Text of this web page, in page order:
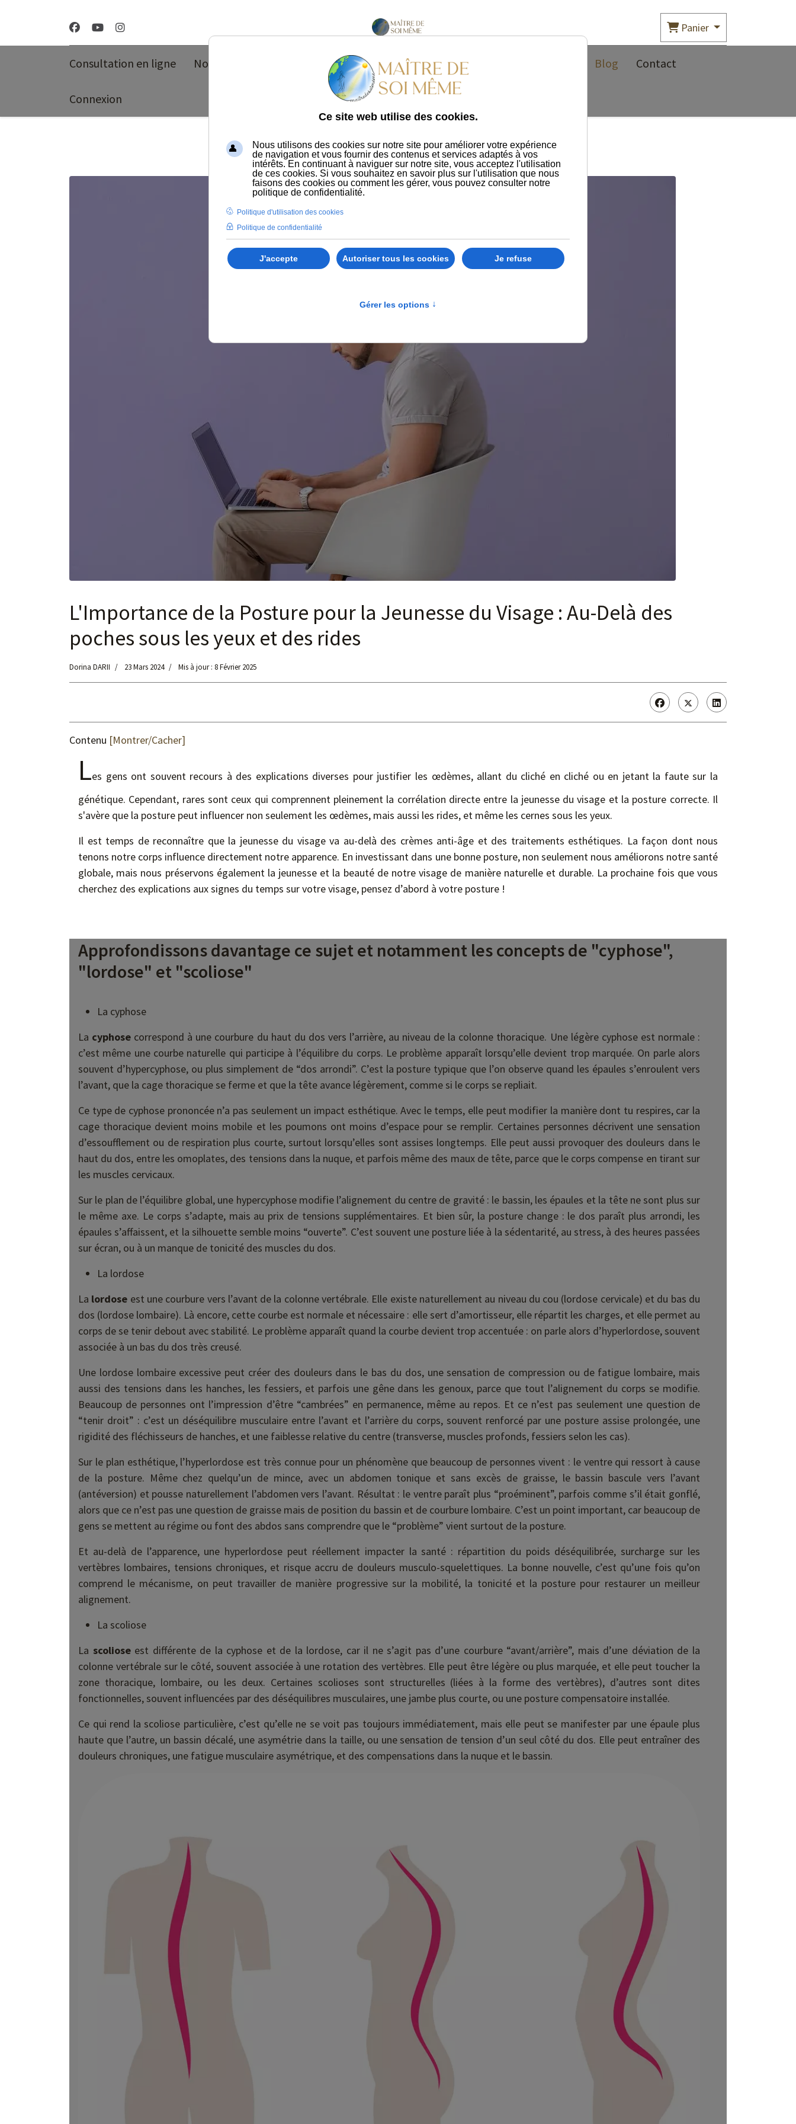
Panier
Consultation en ligne Nos programmes Nos webinaires Livre Abonnement Blog Contact
Connexion
L'Importance de la Posture pour la Jeunesse du Visage : Au-Delà des
poches sous les yeux et des rides
Dorina DARII 23 Mars 2024 Mis à jour : 8 Février 2025
Contenu [Montrer/Cacher]
Les gens ont souvent recours à des explications diverses pour justifier les œdèmes, allant du cliché en cliché ou en jetant la faute sur la
génétique. Cependant, rares sont ceux qui comprennent pleinement la corrélation directe entre la jeunesse du visage et la posture correcte. Il
s'avère que la posture peut influencer non seulement les œdèmes, mais aussi les rides, et même les cernes sous les yeux.
Il est temps de reconnaître que la jeunesse du visage va au-delà des crèmes anti-âge et des traitements esthétiques. La façon dont nous
tenons notre corps influence directement notre apparence. En investissant dans une bonne posture, non seulement nous améliorons notre santé
globale, mais nous préservons également la jeunesse et la beauté de notre visage de manière naturelle et durable. La prochaine fois que vous
cherchez des explications aux signes du temps sur votre visage, pensez d’abord à votre posture !
Approfondissons davantage ce sujet et notamment les concepts de "cyphose",
"lordose" et "scoliose"
La cyphose
La cyphose correspond à une courbure du haut du dos vers l’arrière, au niveau de la colonne thoracique. Une légère cyphose est normale :
c’est même une courbe naturelle qui participe à l’équilibre du corps. Le problème apparaît lorsqu’elle devient trop marquée. On parle alors
souvent d’hypercyphose, ou plus simplement de “dos arrondi”. C’est la posture typique que l’on observe quand les épaules s’enroulent vers
l’avant, que la cage thoracique se ferme et que la tête avance légèrement, comme si le corps se repliait.
Ce type de cyphose prononcée n’a pas seulement un impact esthétique. Avec le temps, elle peut modifier la manière dont tu respires, car la
cage thoracique devient moins mobile et les poumons ont moins d’espace pour se remplir. Certaines personnes décrivent une sensation
d’essoufflement ou de respiration plus courte, surtout lorsqu’elles sont assises longtemps. Elle peut aussi provoquer des douleurs dans le
haut du dos, entre les omoplates, des tensions dans la nuque, et parfois même des maux de tête, parce que le corps compense en tirant sur
les muscles cervicaux.
Sur le plan de l’équilibre global, une hypercyphose modifie l’alignement du centre de gravité : le bassin, les épaules et la tête ne sont plus sur
le même axe. Le corps s’adapte, mais au prix de tensions supplémentaires. Et bien sûr, la posture change : le dos paraît plus arrondi, les
épaules s’affaissent, et la silhouette semble moins “ouverte”. C’est souvent une posture liée à la sédentarité, au stress, à des heures passées
sur écran, ou à un manque de tonicité des muscles du dos.
La lordose
La lordose est une courbure vers l’avant de la colonne vertébrale. Elle existe naturellement au niveau du cou (lordose cervicale) et du bas du
dos (lordose lombaire). Là encore, cette courbe est normale et nécessaire : elle sert d’amortisseur, elle répartit les charges, et elle permet au
corps de se tenir debout avec stabilité. Le problème apparaît quand la courbe devient trop accentuée : on parle alors d’hyperlordose, souvent
associée à un bas du dos très creusé.
Une lordose lombaire excessive peut créer des douleurs dans le bas du dos, une sensation de compression ou de fatigue lombaire, mais
aussi des tensions dans les hanches, les fessiers, et parfois une gêne dans les genoux, parce que tout l’alignement du corps se modifie.
Beaucoup de personnes ont l’impression d’être “cambrées” en permanence, même au repos. Et ce n’est pas seulement une question de
“tenir droit” : c’est un déséquilibre musculaire entre l’avant et l’arrière du corps, souvent renforcé par une posture assise prolongée, une
rigidité des fléchisseurs de hanches, et une faiblesse relative du centre (transverse, muscles profonds, fessiers selon les cas).
Sur le plan esthétique, l’hyperlordose est très connue pour un phénomène que beaucoup de personnes vivent : le ventre qui ressort à cause
de la posture. Même chez quelqu’un de mince, avec un abdomen tonique et sans excès de graisse, le bassin bascule vers l’avant
(antéversion) et pousse naturellement l’abdomen vers l’avant. Résultat : le ventre paraît plus “proéminent”, parfois comme s’il était gonflé,
alors que ce n’est pas une question de graisse mais de position du bassin et de courbure lombaire. C’est un point important, car beaucoup de
gens se mettent au régime ou font des abdos sans comprendre que le “problème” vient surtout de la posture.
Et au-delà de l’apparence, une hyperlordose peut réellement impacter la santé : répartition du poids déséquilibrée, surcharge sur les
vertèbres lombaires, tensions chroniques, et risque accru de douleurs musculo-squelettiques. La bonne nouvelle, c’est qu’une fois qu’on
comprend le mécanisme, on peut travailler de manière progressive sur la mobilité, la tonicité et la posture pour restaurer un meilleur
alignement.
La scoliose
La scolioseest différente de la cyphose et de la lordose, car il ne s’agit pas d’une courbure “avant/arrière”, mais d’une déviation de la
colonne vertébrale sur le côté, souvent associée à une rotation des vertèbres. Elle peut être légère ou plus marquée, et elle peut toucher la
zone thoracique, lombaire, ou les deux. Certaines scolioses sont structurelles (liées à la forme des vertèbres), d’autres sont dites
fonctionnelles, souvent influencées par des déséquilibres musculaires, une jambe plus courte, ou une posture compensatoire installée.
Ce qui rend la scoliose particulière, c’est qu’elle ne se voit pas toujours immédiatement, mais elle peut se manifester par une épaule plus
haute que l’autre, un bassin décalé, une asymétrie dans la taille, ou une sensation de tension d’un seul côté du dos. Elle peut entraîner des
douleurs chroniques, une fatigue musculaire asymétrique, et des compensations dans la nuque et le bassin.